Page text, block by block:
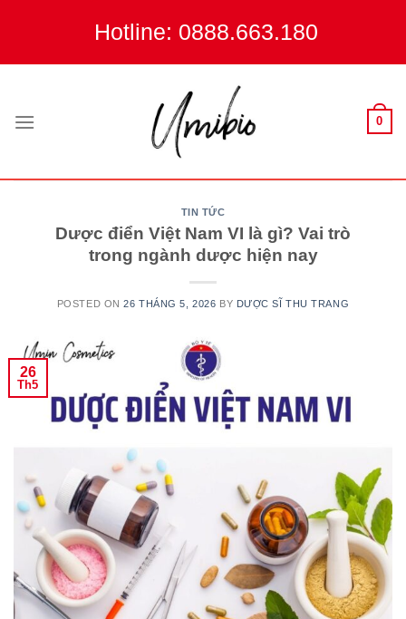
Hotline: 0888.663.180
0
TIN TỨC
Dược điển Việt Nam VI là gì? Vai trò
trong ngành dược hiện nay
POSTED ON26 THÁNG 5, 2026 BY DƯỢC SĨ THU TRANG
26
Th5